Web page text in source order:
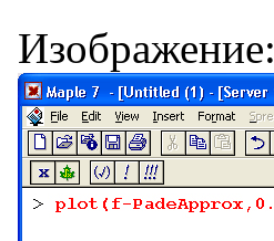
Изображение: